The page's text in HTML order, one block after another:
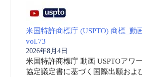
米国特許商標庁 (USPTO) 商標_動
vol.73
2026年8月4日
米国特許商標庁 動画 USPTOアワ
協定議定書に基づく国際出願およ